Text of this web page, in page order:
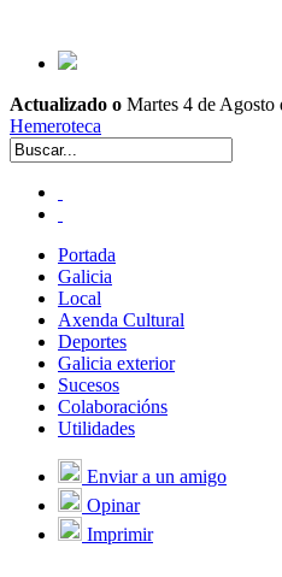
Actualizado o Martes 4 de Agosto
Hemeroteca
Portada
Galicia
Local
Axenda Cultural
Deportes
Galicia exterior
Sucesos
Colaboracións
Utilidades
Enviar a un amigo
Opinar
Imprimir